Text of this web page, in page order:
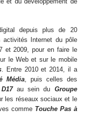
depuis plus de 20
activités Internet du pôle
et 2009, pour en faire le
le Web et sur le mobile
. Entre 2010 et 2014, il a
Média, puis celles des
D17au sein du Groupe
les réseaux sociaux et le
comme Touche Pas à